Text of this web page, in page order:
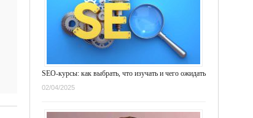
SEO-курсы: как выбрать, что изучать и чего ожидать
02/04/2025